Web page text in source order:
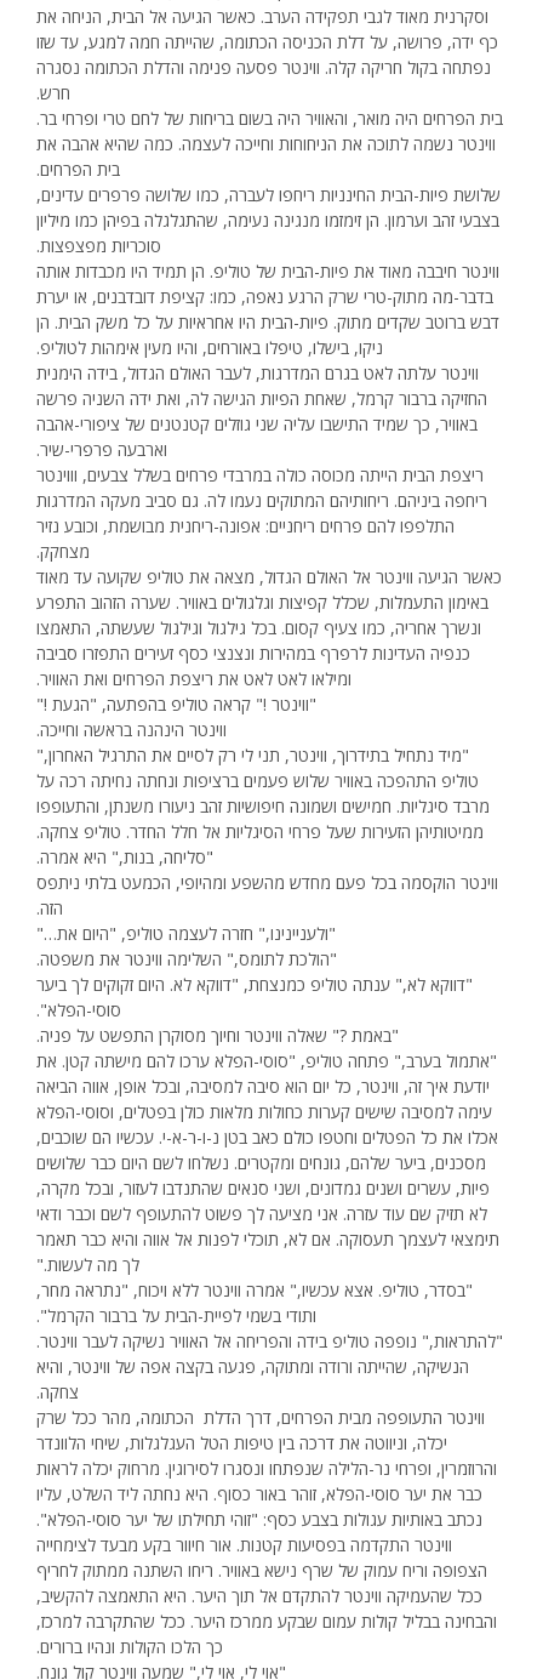
וסקרנית מאוד לגבי תפקידה הערב. כאשר הגיעה אל הבית, הניחה את
כף ידה, פרושה, על דלת הכניסה הכתומה, שהייתה חמה למגע, עד שזו
נפתחה בקול חריקה קלה. ווינטר פסעה פנימה והדלת הכתומה נסגרה
חרש.
בית הפרחים היה מואר, והאוויר היה בשום בריחות של לחם טרי ופרחי בר.
ווינטר נשמה לתוכה את הניחוחות וחייכה לעצמה. כמה שהיא אהבה את
בית הפרחים.
שלושת פיות-הבית החינניות ריחפו לעברה, כמו שלושה פרפרים עדינים,
בצבעי זהב וערמון. הן זימזמו מנגינה נעימה, שהתגלגלה בפיהן כמו מיליון
סוכריות מפצפצות.
ווינטר חיבבה מאוד את פיות-הבית של טוליפ. הן תמיד היו מכבדות אותה
בדבר-מה מתוק-טרי שרק הרגע נאפה, כמו: קציפת דובדבנים, או יערת
דבש ברוטב שקדים מתוק. פיות-הבית היו אחראיות על כל משק הבית. הן
ניקו, בישלו, טיפלו באורחים, והיו מעין אימהות לטוליפ.
ווינטר עלתה לאט בגרם המדרגות, לעבר האולם הגדול, בידה הימנית
החזיקה ברבור קרמל, שאחת הפיות הגישה לה, ואת ידה השניה פרשה
באוויר, כך שמיד התישבו עליה שני גוזלים קטנטנים של ציפורי-אהבה
וארבעה פרפרי-שיר.
ריצפת הבית הייתה מכוסה כולה במרבדי פרחים בשלל צבעים, וווינטר
ריחפה ביניהם. ריחותיהם המתוקים נעמו לה. גם סביב מעקה המדרגות
התלפפו להם פרחים ריחניים: אפונה-ריחנית מבושמת, וכובע נזיר
מצחקק.
כאשר הגיעה ווינטר אל האולם הגדול, מצאה את טוליפ שקועה עד מאוד
באימון התעמלות, שכלל קפיצות וגלגולים באוויר. שערה הזהוב התפרע
ונשרך אחריה, כמו צעיף קסום. בכל גילגול וגילגול שעשתה, התאמצו
כנפיה העדינות לרפרף במהירות ונצנצי כסף זעירים התפזרו סביבה
ומילאו לאט לאט את ריצפת הפרחים ואת האוויר.
"ווינטר !" קראה טוליפ בהפתעה, "הגעת !"
ווינטר הינהנה בראשה וחייכה.
"מיד נתחיל בתידרוך, ווינטר, תני לי רק לסיים את התרגיל האחרון,"
טוליפ התהפכה באוויר שלוש פעמים ברציפות ונחתה נחיתה רכה על
מרבד סיגליות. חמישים ושמונה חיפושיות זהב ניעורו משנתן, והתעופפו
ממיטותיהן הזעירות שעל פרחי הסיגליות אל חלל החדר. טוליפ צחקה.
"סליחה, בנות," היא אמרה.
ווינטר הוקסמה בכל פעם מחדש מהשפע ומהיופי, הכמעט בלתי ניתפס
הזה.
"ולעניינינו," חזרה לעצמה טוליפ, "היום את…"
"הולכת לתומס," השלימה ווינטר את משפטה.
"דווקא לא," ענתה טוליפ כמנצחת, "דווקא לא. היום זקוקים לך ביער
סוסי-הפלא".
"באמת ?" שאלה ווינטר וחיוך מסוקרן התפשט על פניה.
"אתמול בערב," פתחה טוליפ, "סוסי-הפלא ערכו להם מישתה קטן. את
יודעת איך זה, ווינטר, כל יום הוא סיבה למסיבה, ובכל אופן, אווה הביאה
עימה למסיבה שישים קערות כחולות מלאות כולן בפטלים, וסוסי-הפלא
אכלו את כל הפטלים וחטפו כולם כאב בטן נ-ו-ר-א-י. עכשיו הם שוכבים,
מסכנים, ביער שלהם, גונחים ומקטרים. נשלחו לשם היום כבר שלושים
פיות, עשרים ושנים גמדונים, ושני סנאים שהתנדבו לעזור, ובכל מקרה,
לא תזיק שם עוד עזרה. אני מציעה לך פשוט להתעופף לשם וכבר ודאי
תימצאי לעצמך תעסוקה. אם לא, תוכלי לפנות אל אווה והיא כבר תאמר
לך מה לעשות."
"בסדר, טוליפ. אצא עכשיו," אמרה ווינטר ללא ויכוח, "נתראה מחר,
ותודי בשמי לפיית-הבית על ברבור הקרמל".
"להתראות," נופפה טוליפ בידה והפריחה אל האוויר נשיקה לעבר ווינטר.
הנשיקה, שהייתה ורודה ומתוקה, פגעה בקצה אפה של ווינטר, והיא
צחקה.
ווינטר התעופפה מבית הפרחים, דרך הדלת הכתומה, מהר ככל שרק
יכלה, וניווטה את דרכה בין טיפות הטל העגלגלות, שיחי הלוונדר
והרוזמרין, ופרחי נר-הלילה שנפתחו ונסגרו לסירוגין. מרחוק יכלה לראות
כבר את יער סוסי-הפלא, זוהר באור כסוף. היא נחתה ליד השלט, עליו
נכתב באותיות עגולות בצבע כסף: "זוהי תחילתו של יער סוסי-הפלא".
ווינטר התקדמה בפסיעות קטנות. אור חיוור בקע מבעד לצימחייה
הצפופה וריח עמוק של שרף נישא באוויר. ריחו השתנה ממתוק לחריף
ככל שהעמיקה ווינטר להתקדם אל תוך היער. היא התאמצה להקשיב,
והבחינה בבליל קולות עמום שבקע ממרכז היער. ככל שהתקרבה למרכז,
כך הלכו הקולות ונהיו ברורים.
"אוי לי, אוי לי," שמעה ווינטר קול גונח.